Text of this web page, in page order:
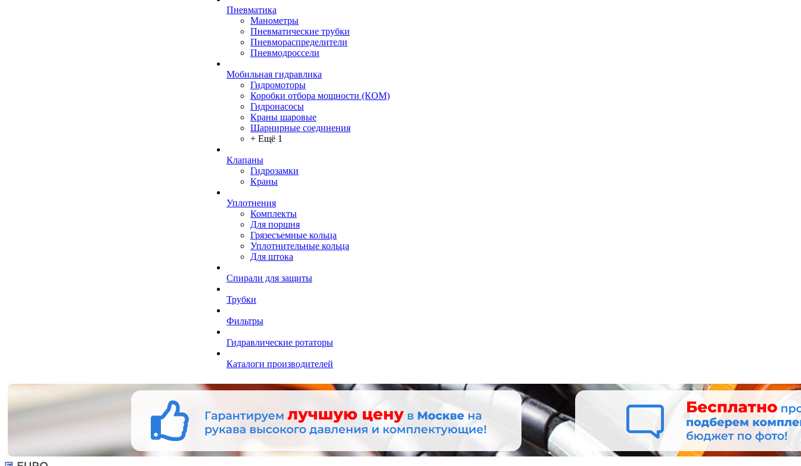
Пневматика
Манометры
Пневматические трубки
Пневмораспределители
Пневмодроссели
Мобильная гидравлика
Гидромоторы
Коробки отбора мощности (КОМ)
Гидронасосы
Краны шаровые
Шарнирные соединения
+ Ещё 1
Клапаны
Гидрозамки
Краны
Уплотнения
Комплекты
Для поршня
Грязесъемные кольца
Уплотнительные кольца
Для штока
Спирали для защиты
Трубки
Фильтры
Гидравлические ротаторы
Каталоги производителей